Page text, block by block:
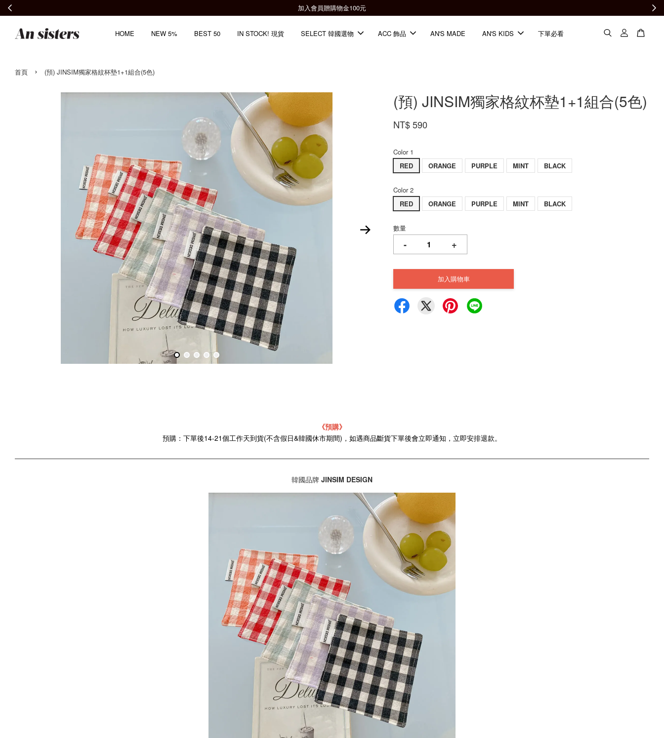
全館滿2000免運📦
HOME NEW 5% BEST 50 IN STOCK! 現貨 SELECT 韓國選物 ACC 飾品 AN'S MADE AN'S KIDS 下單必看
首頁 › (預) JINSIM獨家格紋杯墊1+1組合(5色)
(預) JINSIM獨家格紋杯墊1+1組合(5色)
NT$ 590
Color 1
RED
ORANGE PURPLE MINT BLACK
Color 2
RED
ORANGE PURPLE MINT BLACK
數量
- +
加入購物車
《預購》
預購：下單後14-21個工作天到貨(不含假日&韓國休市期間)，如遇商品斷貨下單後會立即通知，立即安排退款。
韓國品牌 JINSIM DESIGN